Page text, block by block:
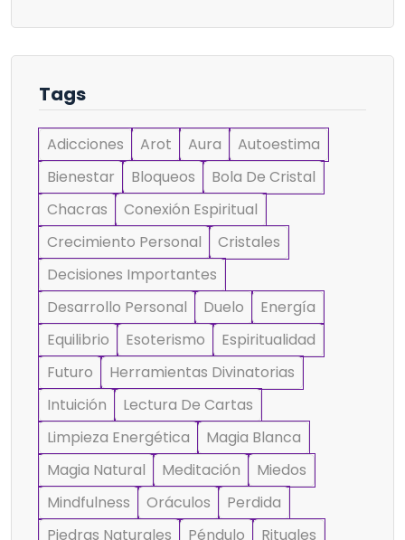
Tags
Adicciones Arot Aura
Autoestima
Bienestar
Bloqueos
Bola De Cristal
Chacras
Conexión Espiritual
Crecimiento Personal
Cristales
Decisiones Importantes
Desarrollo Personal
Duelo
Energía
Equilibrio
Esoterismo
Espiritualidad
Futuro
Herramientas Divinatorias
Intuición
Lectura De Cartas
Limpieza Energética
Magia Blanca
Magia Natural
Meditación
Miedos
Mindfulness
Oráculos
Perdida
Piedras Naturales
Péndulo
Rituales